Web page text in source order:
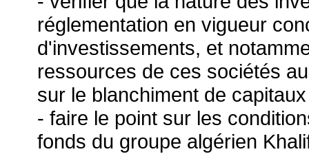
réglementation en vigueur
d'investissements, et
ressources de ces sociétés
sur le blanchiment de
- faire le point sur les
fonds du groupe algérien